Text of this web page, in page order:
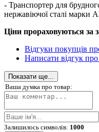
- Транспортер для
нержавіючої сталі марки
Ціни прораховуються за
Відгуки покупців
Написати відгук
Показати ще...
Ваша думка про товар:
Залишилось символів: 1000